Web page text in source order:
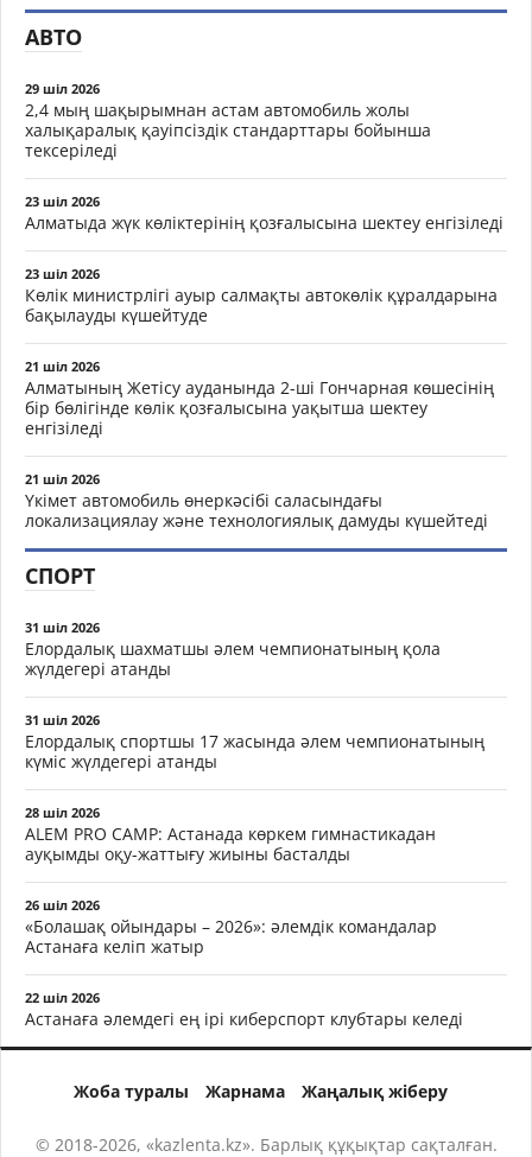
АВТО
29 шіл 2026
2,4 мың шақырымнан астам автомобиль жолы
халықаралық қауіпсіздік стандарттары бойынша
тексеріледі
23 шіл 2026
Алматыда жүк көліктерінің қозғалысына шектеу енгізіледі
23 шіл 2026
Көлік министрлігі ауыр салмақты автокөлік құралдарына
бақылауды күшейтуде
21 шіл 2026
Алматының Жетісу ауданында 2-ші Гончарная көшесінің
бір бөлігінде көлік қозғалысына уақытша шектеу
енгізіледі
21 шіл 2026
Үкімет автомобиль өнеркәсібі саласындағы
локализациялау және технологиялық дамуды күшейтеді
СПОРТ
31 шіл 2026
Елордалық шахматшы әлем чемпионатының қола
жүлдегері атанды
31 шіл 2026
Елордалық спортшы 17 жасында әлем чемпионатының
күміс жүлдегері атанды
28 шіл 2026
ALEM PRO CAMP: Астанада көркем гимнастикадан
ауқымды оқу-жаттығу жиыны басталды
26 шіл 2026
«Болашақ ойындары – 2026»: әлемдік командалар
Астанаға келіп жатыр
22 шіл 2026
Астанаға әлемдегі ең ірі киберспорт клубтары келеді
Жоба туралы Жарнама Жаңалық жіберу
© 2018-2026, «kazlenta.kz». Барлық құқықтар сақталған.